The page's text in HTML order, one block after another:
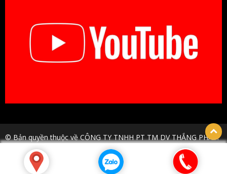
© Bản quyền thuộc về CÔNG TY TNHH PT TM DV THẮNG PHÁT.
Thiết kế bởi hpsoft.vn
Số tài khoản: 0909293378Chủ tài khoản: Dương Thị Sỹ